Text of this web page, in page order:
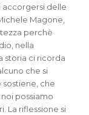
accorgersi delle
Magone,
perchè
nella
storia ci ricorda
che si
sostiene, che
possiamo
La riflessione si